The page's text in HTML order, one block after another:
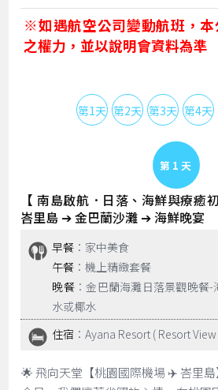
※如遇航空公司變動航班，
之權力，並以說明會資料為準
第1天 第2天 第3天 第4天
Day 1
【 南島啟航．日落、海鮮與療癒
峇里島 ➔ 金巴蘭沙灘 ➔ 海鮮晚宴
早餐 ：家中美食
午餐 ：機上精緻套餐
晚餐 ：金巴蘭海灘日落景觀晚餐
水或椰水
住宿 ：Ayana Resort ( Resort
🌟 飛向天堂【桃園國際機場 ✈️ 峇里島